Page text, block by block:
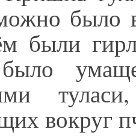
было
были
вокруг